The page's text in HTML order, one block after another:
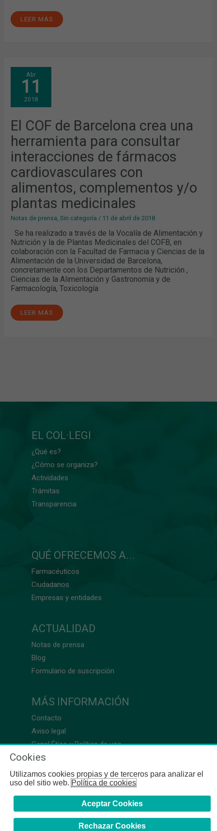
LEER MÁS
Abr
11
2018
El COF de Barcelona crea una
herramienta para consultar
interacciones de fármacos
cardiovasculares con
alimentos, complementos y/o
plantas medicinales
Notas de prensa ,Sin categoría / 11 de abril de 2018
Se ha realizado a través de la Vocalía de Alimentación y
Nutrición y la de Plantas Medicinales del COFB, en
colaboración con la Facultad de Farmacia y Ciencias de la
Alimentación de la Universidad de Barcelona,
concretamente con los Departamentos de Nutrición ,
Ciencias de la Alimentación y Gastronomía y de
Farmacología, Toxicología
EL
COF
DE
CREA
UNA
HERRAMIENTA
CONSULTAR
INTERACCIONES
DE
FÁRMACOS
CARDIOVASCULARES
CON
ALIMENTOS,
COMPLEMENTOS
Y/O
PLANTAS
MEDICINALES
LEER MÁS
EL COL·LEGI
¿Qué es?
¿Cómo se organiza?
Actividades
Trámitas
Transparencia
QUÉ OFRECEMOS A...
Farmacéuticos
Ciudadanos
Empresas y entidades
ACTUALIDAD
Notas de prensa
Blog
Formulario de suscripción
MÁS INFORMACIÓN
Contacto
Aviso legal
Canal Ético y Política de uso
Cookies
Utilizamos cookies propias y de terceros para analizar el
uso del sitio web.Política de cookies
Aceptar Cookies
Rechazar Cookies